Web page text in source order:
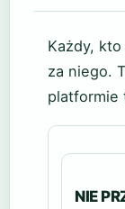
Każdy,
za niego.
platformie
NIE